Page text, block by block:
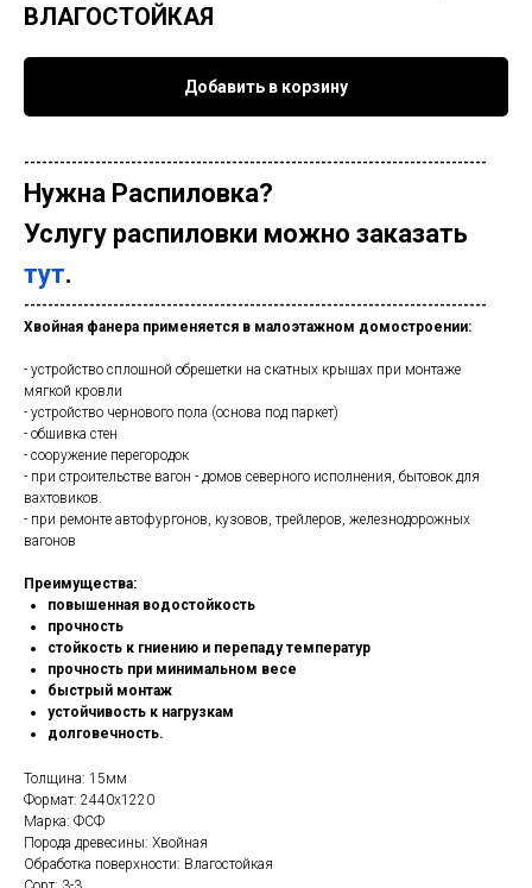
ВЛАГОСТОЙКАЯ
Добавить в корзину
------------------------------------------------------------------------------
Нужна Распиловка?
Услугу распиловки можно заказать
тут.
------------------------------------------------------------------------------
Хвойная фанера применяется в малоэтажном домостроении:
- устройство сплошной обрешетки на скатных крышах при монтаже
мягкой кровли
- устройство чернового пола (основа под паркет)
- обшивка стен
- сооружение перегородок
- при строительстве вагон - домов северного исполнения, бытовок для
вахтовиков.
- при ремонте автофургонов, кузовов, трейлеров, железнодорожных
вагонов
Преимущества:
повышенная водостойкость
прочность
стойкость к гниению и перепаду температур
прочность при минимальном весе
быстрый монтаж
устойчивость к нагрузкам
долговечность.
Толщина: 15мм
Формат: 2440x1220
Марка: ФСФ
Порода древесины: Хвойная
Обработка поверхности: Влагостойкая